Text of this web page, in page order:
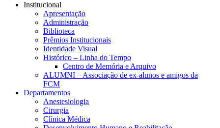
Institucional
Apresentação
Administração
Biblioteca
Prêmios Institucionais
Identidade Visual
Histórico – Linha do Tempo
Centro de Memória e Arquivo
ALUMNI – Associação de ex-alunos e amigos da
FCM
Departamentos
Anestesiologia
Cirurgia
Clínica Médica